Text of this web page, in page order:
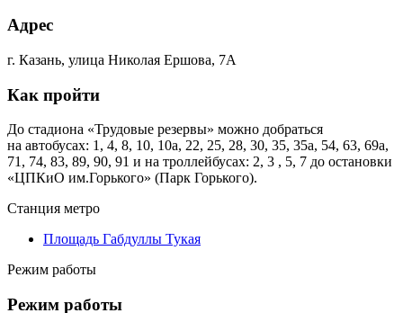
Адрес
г. Казань, улица Николая Ершова, 7А
Как пройти
До стадиона «Трудовые резервы» можно добраться
на автобусах: 1, 4, 8, 10, 10а, 22, 25, 28, 30, 35, 35а, 54, 63, 69а,
71, 74, 83, 89, 90, 91 и на троллейбусах: 2, 3 , 5, 7 до остановки
«ЦПКиО им.Горького» (Парк Горького).
Станция метро
Площадь Габдуллы Тукая
Режим работы
Режим работы